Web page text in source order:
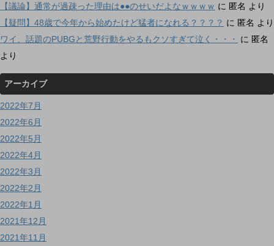
【議論】通常が過疎った理由は●●のせいだよなｗｗｗｗ に 匿名 より
【疑問】48歳で今年から始めたけど猛者になれる？？？？ に 匿名 より
ワイ、話題のPUBGと荒野行動をやるもクソすぎて泣く・・・
に 匿名
より
アーカイブ
2022年7月
2022年6月
2022年5月
2022年4月
2022年3月
2022年2月
2022年1月
2021年12月
2021年11月